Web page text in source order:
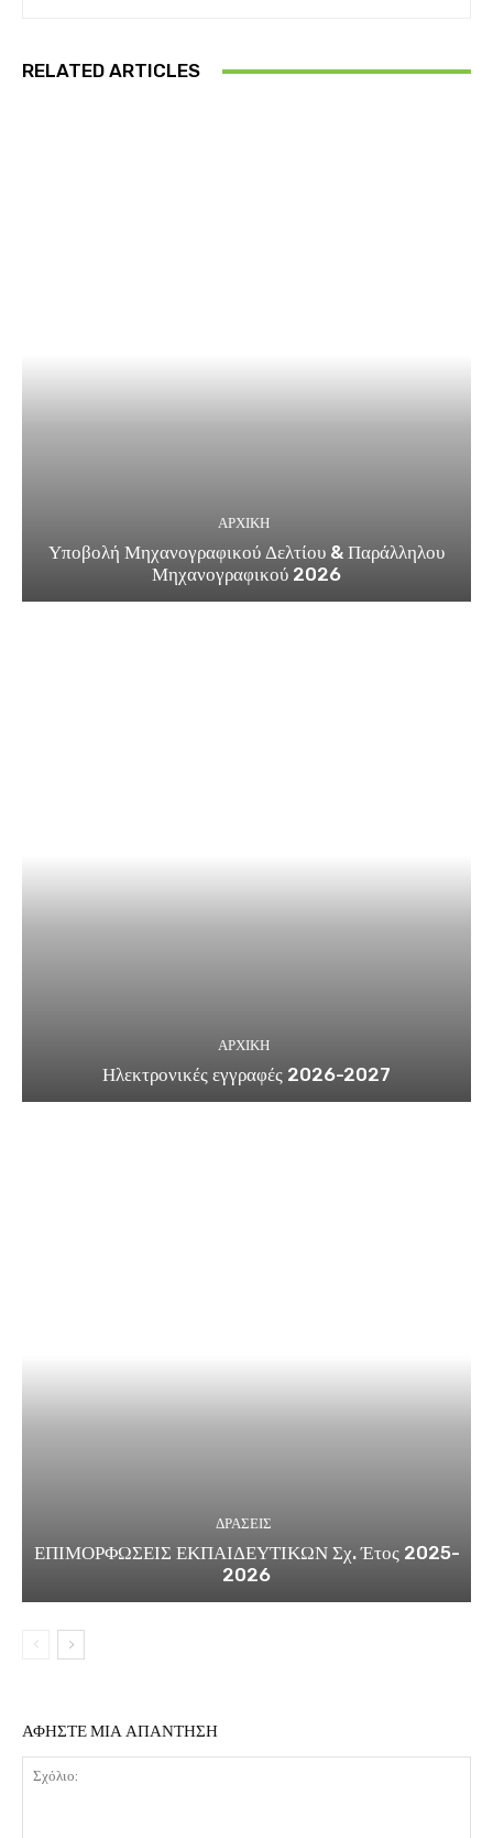
RELATED ARTICLES
ΑΡΧΙΚΗ
Υποβολή Μηχανογραφικού Δελτίου & Παράλληλου
Μηχανογραφικού 2026
ΑΡΧΙΚΗ
Ηλεκτρονικές εγγραφές 2026-2027
ΔΡΑΣΕΙΣ
ΕΠΙΜΟΡΦΩΣΕΙΣ ΕΚΠΑΙΔΕΥΤΙΚΩΝ Σχ. Έτος 2025-
2026
ΑΦΗΣΤΕ ΜΙΑ ΑΠΑΝΤΗΣΗ